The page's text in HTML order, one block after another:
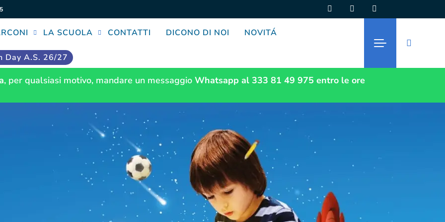
LA SCUOLA CONTATTI DICONO DI NOI NOVITÁ
Day A.S. 26/27
, per qualsiasi motivo, mandare un messaggioWhatsapp al 333 81 49 975 entro le ore